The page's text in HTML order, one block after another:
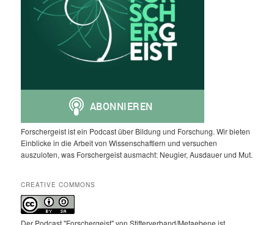
Forschergeist ist ein Podcast über Bildung und Forschung. Wir bieten
Einblicke in die Arbeit von Wissenschaftlern und versuchen
auszuloten, was Forschergeist ausmacht: Neugier, Ausdauer und Mut.
CREATIVE COMMONS